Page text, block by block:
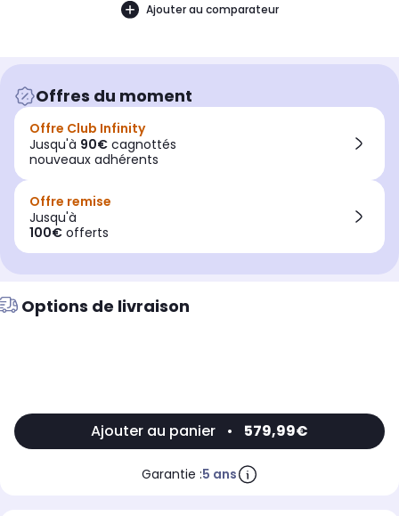
Ajouter au comparateur
Offres du moment
Offre Club Infinity
Jusqu'à 90€ cagnottés
nouveaux adhérents
Offre remise
Jusqu'à
100€ offerts
Options de livraison
Ajouter au panier • 579,99€
Garantie :5 ans